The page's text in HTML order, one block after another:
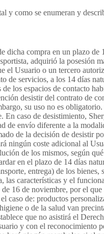
y como se enumeran y
compra en un plazo de
adquirió la posesión
el Usuario o un tercero
servicios, a los 14 días
los espacios de contacto
desistir del contrato de
su uso no es
caso de desistimiento,
envío diferente a la
de la decisión de desistir
ningún coste adicional al
de los mismos, según
en el plazo de 14 días
entrega) de los bienes,
características y el
16 de noviembre, por el
de: productos
o de la salud van
que no asistirá el
y con el reconocimiento